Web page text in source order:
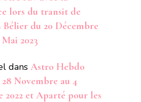
lors du transit de
Bélier du 20 Décembre
Mai 2023
dans Astro Hebdo
Novembre au 4
2022 et Aparté pour les